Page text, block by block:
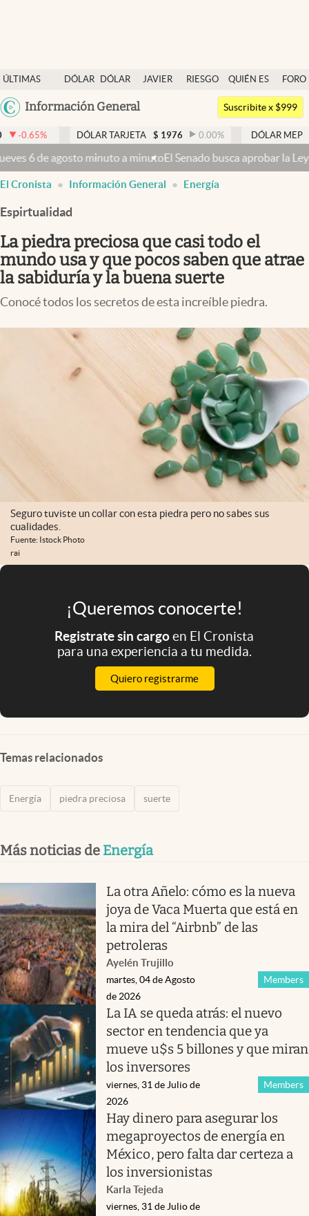
ÚLTIMAS
NOTICIAS
DÓLAR
DÓLAR
JAVIER
RIESGO
QUIÉN ES
QUIÉN
FORO
Argentina
México
Información General
Dólar
Members
Economía y Política
Finanzas y Mercados
Mercados Online
Negocios
Columnistas
Otras secciones
Mediakit
abre en nueva pestaña
Argentina
Suscribite x $999
DÓLAR TARJETA $ 1976 0.00 % DÓLAR MEP 1521,66
El Senado busca aprobar la Ley de Propiedad Privada, sin
El Cronista Información General Energía
Espirtualidad
La piedra preciosa que casi todo el
mundo usa y que pocos saben que atrae
la sabiduría y la buena suerte
Conocé todos los secretos de esta increíble piedra.
Seguro tuviste un collar con esta piedra pero no sabes sus
cualidades.
Fuente: Istock Photo
rai
¡Queremos conocerte!
Registrate sin cargoen El Cronista
para una experiencia a tu medida.
Quiero registrarme
Temas relacionados
Energía piedra preciosa suerte
Más noticias de Energía
La otra Añelo: cómo es la nueva
joya de Vaca Muerta que está en
la mira del “Airbnb” de las
petroleras
Ayelén Trujillo
Members
martes, 04 de Agosto
de 2026
La IA se queda atrás: el nuevo
sector en tendencia que ya
mueve u$s 5 billones y que miran
los inversores
Members
viernes, 31 de Julio de
2026
Hay dinero para asegurar los
megaproyectos de energía en
México, pero falta dar certeza a
los inversionistas
Karla Tejeda
viernes, 31 de Julio de